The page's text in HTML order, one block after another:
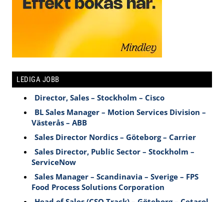
LEDIGA JOBB
Director, Sales – Stockholm – Cisco
BL Sales Manager – Motion Services Division –
Västerås – ABB
Sales Director Nordics – Göteborg – Carrier
Sales Director, Public Sector – Stockholm –
ServiceNow
Sales Manager – Scandinavia – Sverige – FPS
Food Process Solutions Corporation